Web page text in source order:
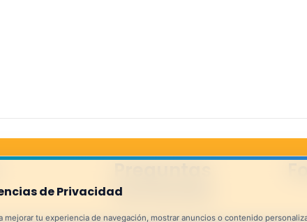
frecuentes
de Privacidad
mejorar tu experiencia de navegación, mostrar anuncios o contenido